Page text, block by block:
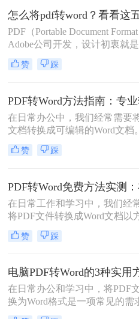
助你高效完成转换。
PDF（Portable Document
Adobe公司开发，设计初衷就
备一致性呈现"——无论在什么
上打开，排版都完全一样。这
用固定坐标记录每个文字、图
确位置，而Word是流式排版，
上到下流动、自动换行。
赞 踩
在日常办公中，我们经常需要
文档转换成可编辑的Word文档
如何将pdf转换成word呢？本文
几种常用的PDF转Word的方法
赞 踩
在日常工作和学习中，我们经
将PDF文件转换成Word文档以
辑。那么怎么不花钱把pdf转成
呢？以下是三种可以免费使用的
选择最适合的方式。
赞 踩
在日常办公和学习中，将PDF
换为Word格式是一项常见的需
Word文档因其易于编辑和修改